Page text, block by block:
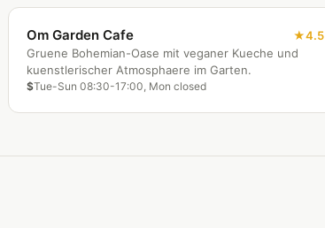
Om Garden Cafe
4.5
Gruene Bohemian-Oase mit veganer Kueche und
kuenstlerischer Atmosphaere im Garten.
$Tue-Sun 08:30-17:00, Mon closed